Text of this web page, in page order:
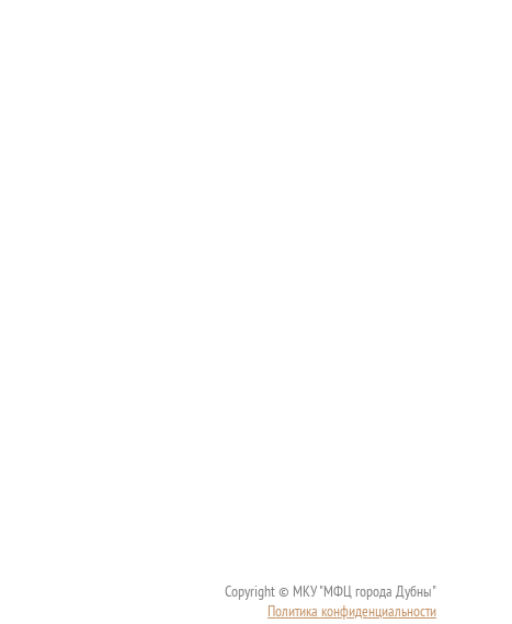
Copyright © МКУ "МФЦ города Дубны"
Политика конфиденциальности